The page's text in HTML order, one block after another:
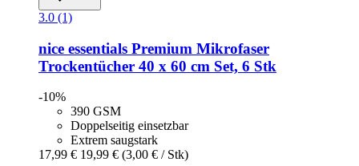
3.0 (1)
nice essentials Premium Mikrofaser
Trockentücher 40 x 60 cm Set, 6 Stk
-10%
390 GSM
Doppelseitig einsetzbar
Extrem saugstark
17,99 € 19,99 € (3,00 € / Stk)